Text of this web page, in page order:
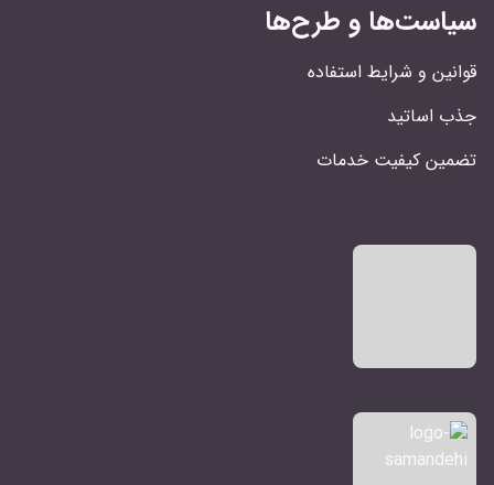
سیاست‌ها و طرح‌ها
قوانین و شرایط استفاده
جذب اساتید
تضمین کیفیت خدمات